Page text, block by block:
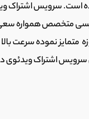
متخصص همواره سعی
نموده سرعت بالا
اشتراک ویدئوی